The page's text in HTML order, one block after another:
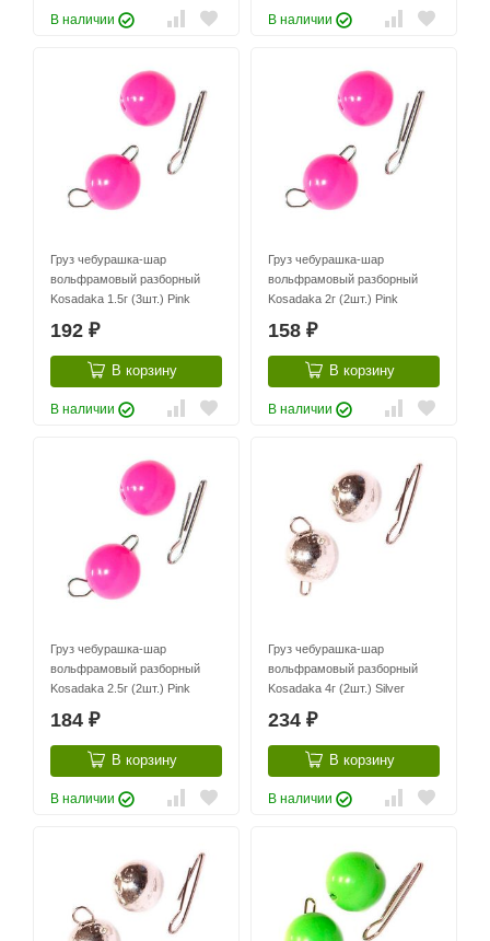
В наличии В наличии
Груз чебурашка-шар
вольфрамовый разборный
Kosadaka 1.5г (3шт.) Pink
192 ₽
В корзину
В наличии
Груз чебурашка-шар
вольфрамовый разборный
Kosadaka 2г (2шт.) Pink
158 ₽
В корзину
В наличии
Груз чебурашка-шар
вольфрамовый разборный
Kosadaka 2.5г (2шт.) Pink
184 ₽
В корзину
В наличии
Груз чебурашка-шар
вольфрамовый разборный
Kosadaka 4г (2шт.) Silver
234 ₽
В корзину
В наличии